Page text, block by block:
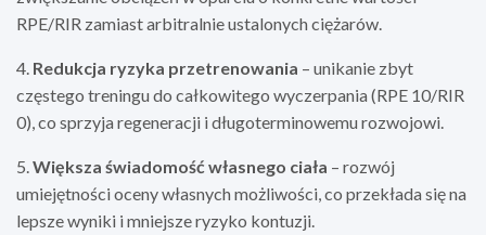
RPE/RIR zamiast arbitralnie ustalonych ciężarów.
4. Redukcja ryzyka przetrenowania – unikanie zbyt
częstego treningu do całkowitego wyczerpania (RPE 10/RIR
0), co sprzyja regeneracji i długoterminowemu rozwojowi.
5.Większa świadomość własnego ciała – rozwój
umiejętności oceny własnych możliwości, co przekłada się na
lepsze wyniki i mniejsze ryzyko kontuzji.